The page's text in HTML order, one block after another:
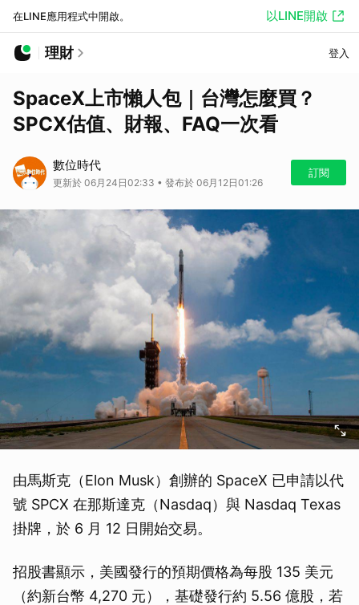
在LINE應用程式中開啟。 以LINE開啟
理財 登入
SpaceX上市懶人包｜台灣怎麼買？
SPCX估值、財報、FAQ一次看
數位時代
更新於 06月24日02:33 • 發布於 06月12日01:26
訂閱
由馬斯克（Elon Musk）創辦的 SpaceX 已申請以代
號 SPCX 在那斯達克（Nasdaq）與 Nasdaq Texas
掛牌，於 6 月 12 日開始交易。
招股書顯示，美國發行的預期價格為每股 135 美元
（約新台幣 4,270 元），基礎發行約 5.56 億股，若